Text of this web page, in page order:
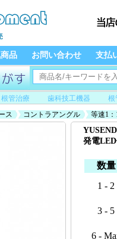
品 お問い合わせ 支払
根管治療 歯科技工機器
根
ス コントラアングル
等速1
発電
数量
1 - 2
3 - 5
6 -